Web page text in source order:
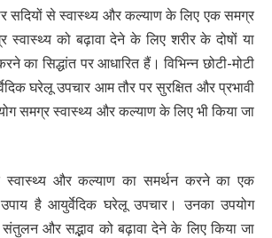
सदियों से स्वास्थ्य और कल्याण के लिए एक समग्र
स्वास्थ्य को बढ़ावा देने के लिए शरीर के दोषों या
का सिद्धांत पर आधारित हैं। विभिन्न छोटी-मोटी
घरेलू उपचार आम तौर पर सुरक्षित और प्रभावी
समग्र स्वास्थ्य और कल्याण के लिए भी किया जा
और कल्याण का समर्थन करने का एक
है आयुर्वेदिक घरेलू उपचार। उनका उपयोग
और सद्भाव को बढ़ावा देने के लिए किया जा